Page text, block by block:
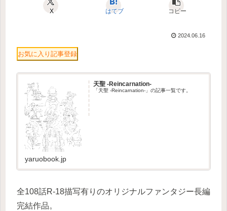
X はてブ コピー
2024.06.16
お気に入り記事登録
天聖 -Reincarnation-
「天聖 -Reincarnation-」の記事一覧です。
yaruobook.jp
全108話R-18描写有りのオリジナルファンタジー長編
完結作品。